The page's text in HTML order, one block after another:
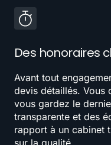
Des honoraires
Avant tout
devis détaillés. Vous
vous gardez le
transparente et des
rapport à un cabinet
sur la qualité.